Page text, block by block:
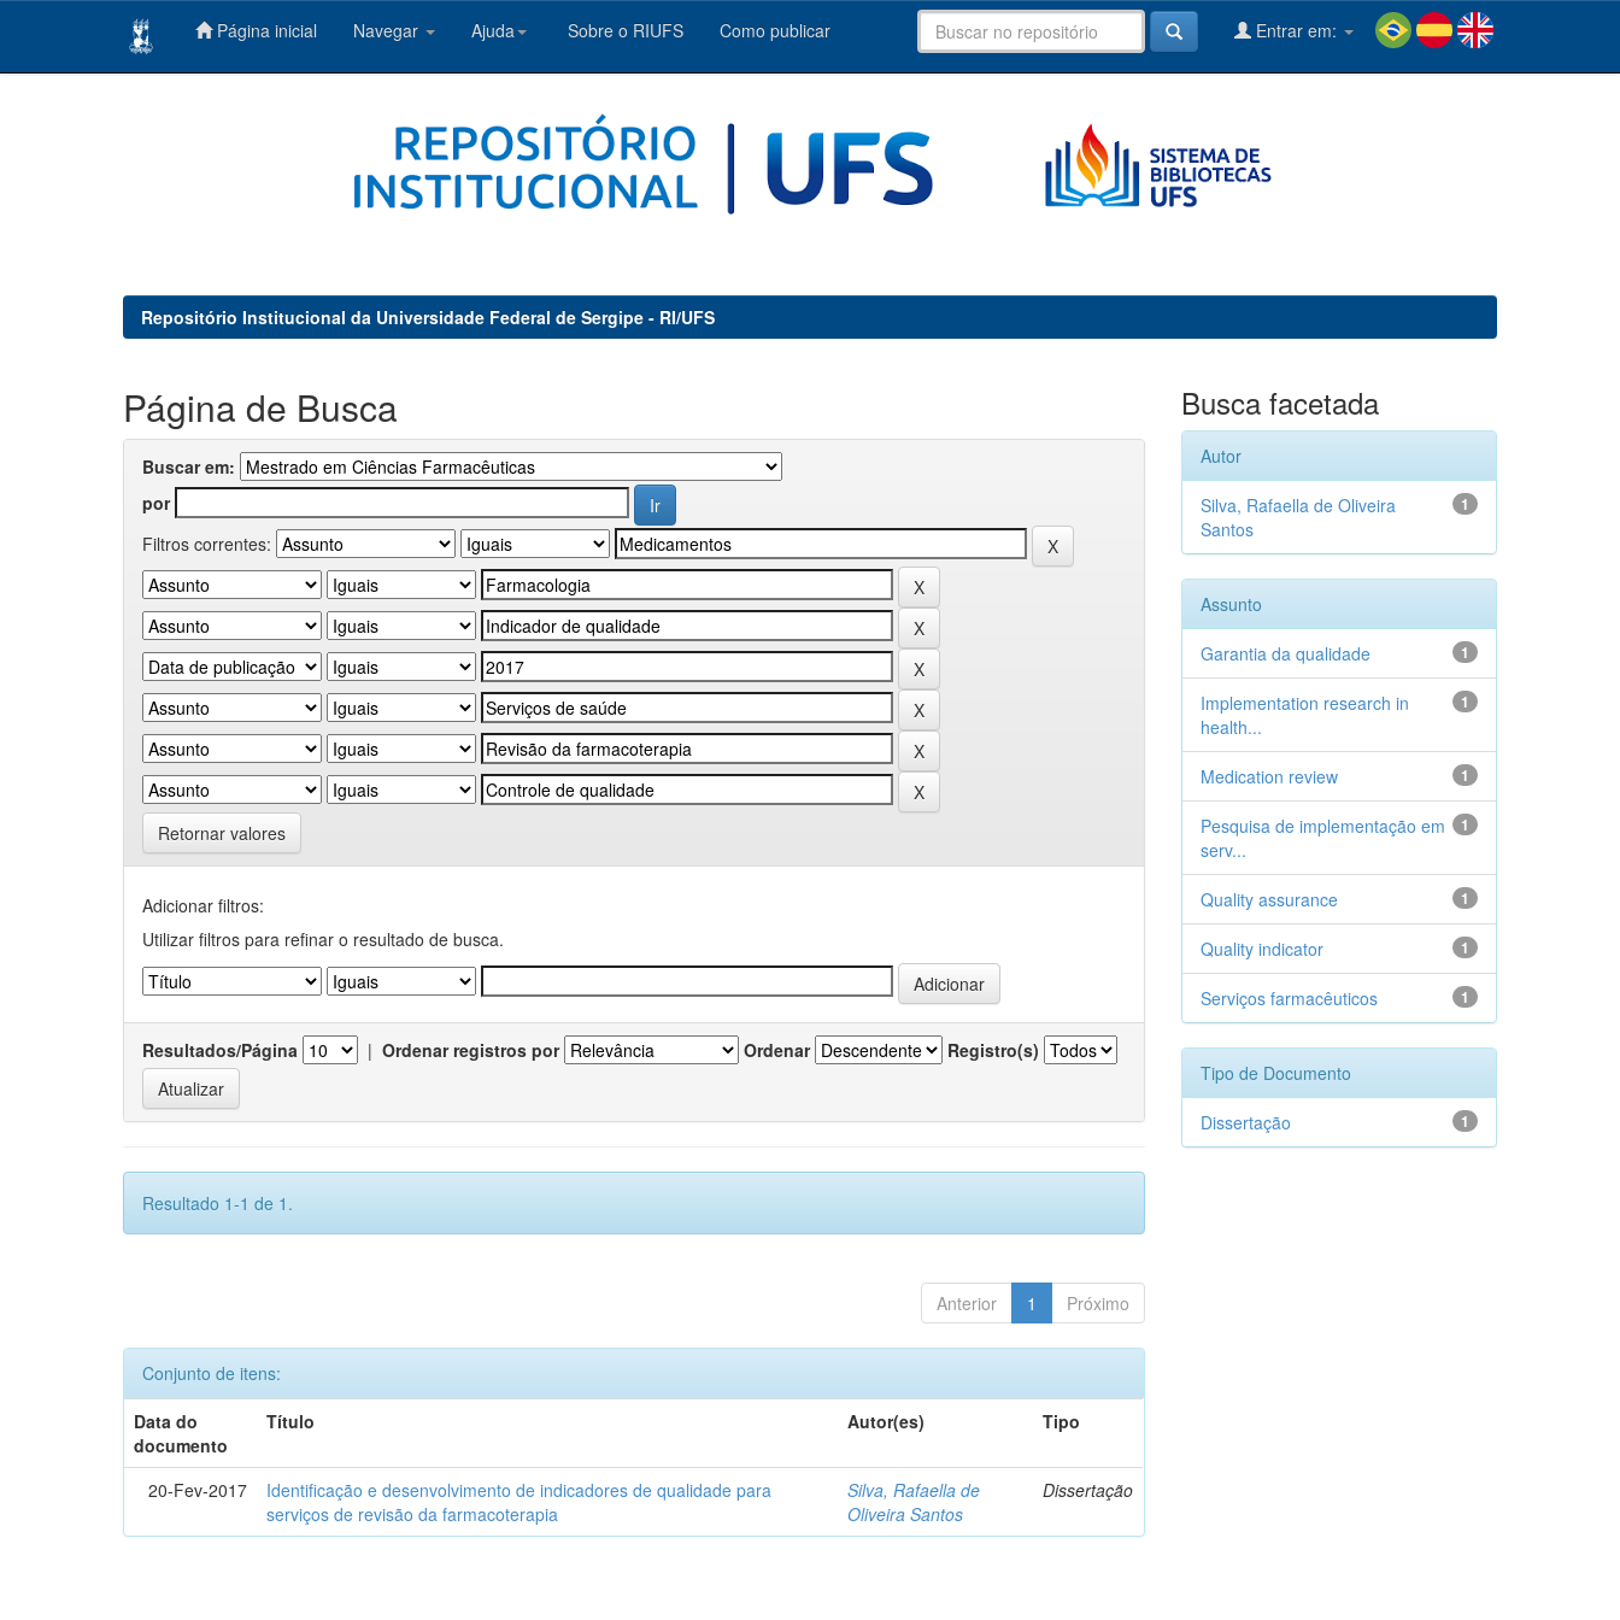
Página inicial Navegar Ajuda Sobre o RIUFS Como publicar Entrar em:
Repositório Institucional da Universidade Federal de Sergipe - RI/UFS
Página de Busca
Buscar em:
por
Filtros correntes:
Retornar valores
Adicionar filtros:
Utilizar filtros para refinar o resultado de busca.
Resultados/Página | Ordenar registros por Ordenar Registro(s)
Resultado 1-1 de 1.
Anterior 1 Próximo
Conjunto de itens:
Data do
documento
Título Autor(es) Tipo
20-Fev-2017
Identificação e desenvolvimento de indicadores de qualidade para
serviços de revisão da farmacoterapia
Silva, Rafaella de
Oliveira Santos
Dissertação
Busca facetada
Autor
1
Silva, Rafaella de Oliveira
Santos
Assunto
1
Garantia da qualidade
1
Implementation research in
health...
1
Medication review
1
Pesquisa de implementação em
serv...
1
Quality assurance
1
Quality indicator
1
Serviços farmacêuticos
Tipo de Documento
1
Dissertação